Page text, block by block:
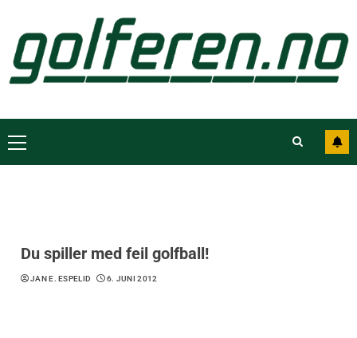
Du spiller med feil golfball!
JAN E. ESPELID 6. JUNI 2012